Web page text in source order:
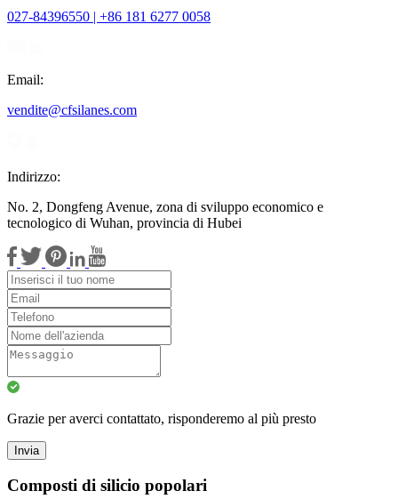
027-84396550 | +86 181 6277 0058
Email:
vendite@cfsilanes.com
Indirizzo:
No. 2, Dongfeng Avenue, zona di sviluppo economico e
tecnologico di Wuhan, provincia di Hubei
Grazie per averci contattato, risponderemo al più presto
Invia
Composti di silicio popolari